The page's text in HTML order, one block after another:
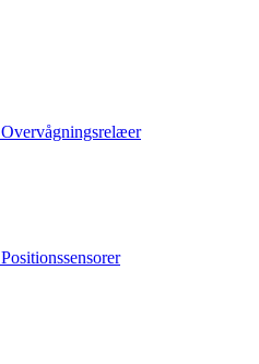
Overvågningsrelæer
Positionssensorer